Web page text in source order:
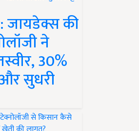
जायडेक्स की
ने
30%
सुधरी